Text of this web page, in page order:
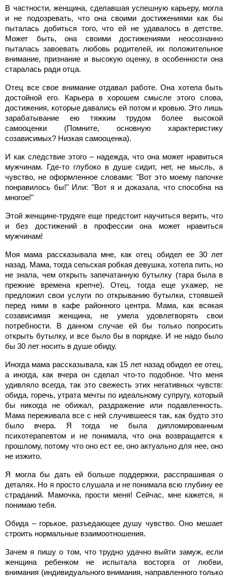
В частности, женщина, сделавшая успешную карьеру, могла
и не подозревать, что она своими достижениями как бы
пыталась добиться того, что ей не удавалось в детстве.
Может быть, она своими достижениями неосознанно
пыталась завоевать любовь родителей, их положительное
внимание, признание и высокую оценку, в особенности она
старалась ради отца.
Отец все свое внимание отдавал работе. Она хотела быть
достойной его. Карьера в хорошем смысле этого слова,
достижения, которые давались ей потом и кровью. Это лишь
зарабатывание ею тяжким трудом более высокой
самооценки (Помните, основную характеристику
созависимых? Низкая самооценка).
И как следствие этого – надежда, что она может нравиться
мужчинам. Где-то глубоко в душе сидит, нет, не мысль, а
чувство, не оформленное словами: "Вот это моему папочке
понравилось бы!" Или: "Вот я и доказала, что способна на
многое!"
Этой женщине-трудяге еще предстоит научиться верить, что
и без достижений в профессии она может нравиться
мужчинам!
Моя мама рассказывала мне, как отец обидел ее 30 лет
назад. Мама, тогда сельская робкая девушка, хотела пить, но
не знала, чем открыть запечатанную бутылку (тара была в
прежние времена крепче). Отец, тогда еще ухажер, не
предложил свои услуги по открыванию бутылки, стоявшей
перед ними в кафе районного центра. Мама, как всякая
созависимая женщина, не умела удовлетворять свои
потребности. В данном случае ей бы только попросить
открыть бутылку, и все было бы в порядке. И не надо было
бы 30 лет носить в душе обиду.
Иногда мама рассказывала, как 15 лет назад обидел ее отец,
а иногда, как вчера он сделал что-то подобное. Что меня
удивляло всегда, так это свежесть этих негативных чувств:
обида, горечь, утрата мечты по идеальному супругу, который
бы никогда не обижал, раздражение или подавленность.
Мама переживала все с ней случившееся так, как будто это
было вчера. Я тогда не была дипломированным
психотерапевтом и не понимала, что она возвращается к
прошлому, потому что оно ест ее, оно актуально для нее, оно
не изжито.
Я могла бы дать ей больше поддержки, расспрашивая о
деталях. Но я просто слушала и не понимала всю глубину ее
страданий. Мамочка, прости меня! Сейчас, мне кажется, я
понимаю тебя.
Обида – горькое, разъедающее душу чувство. Оно мешает
строить нормальные взаимоотношения.
Зачем я пишу о том, что трудно удачно выйти замуж, если
женщина ребенком не испытала восторга от любви,
внимания (индивидуального внимания, направленного только